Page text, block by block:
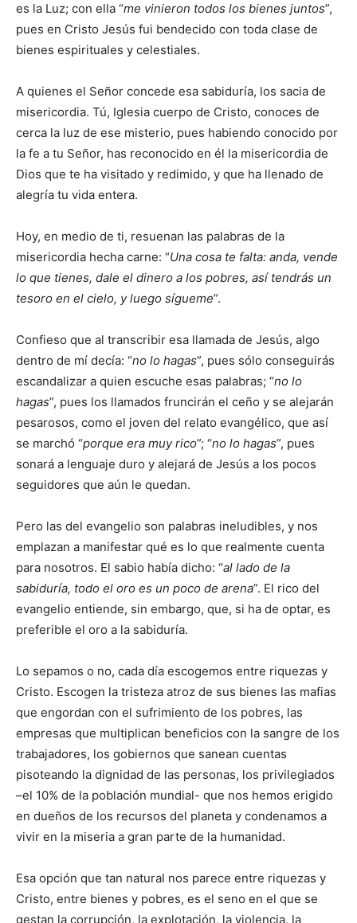
es la Luz; con ella “me vinieron todos los bienes juntos”,
pues en Cristo Jesús fui bendecido con toda clase de
bienes espirituales y celestiales.
A quienes el Señor concede esa sabiduría, los sacia de
misericordia. Tú, Iglesia cuerpo de Cristo, conoces de
cerca la luz de ese misterio, pues habiendo conocido por
la fe a tu Señor, has reconocido en él la misericordia de
Dios que te ha visitado y redimido, y que ha llenado de
alegría tu vida entera.
Hoy, en medio de ti, resuenan las palabras de la
misericordia hecha carne: “Una cosa te falta: anda, vende
lo que tienes, dale el dinero a los pobres, así tendrás un
tesoro en el cielo, y luego sígueme”.
Confieso que al transcribir esa llamada de Jesús, algo
dentro de mí decía: “no lo hagas”, pues sólo conseguirás
escandalizar a quien escuche esas palabras; “no lo
hagas”, pues los llamados fruncirán el ceño y se alejarán
pesarosos, como el joven del relato evangélico, que así
se marchó “porque era muy rico”; “no lo hagas”, pues
sonará a lenguaje duro y alejará de Jesús a los pocos
seguidores que aún le quedan.
Pero las del evangelio son palabras ineludibles, y nos
emplazan a manifestar qué es lo que realmente cuenta
para nosotros. El sabio había dicho: “al lado de la
sabiduría, todo el oro es un poco de arena”. El rico del
evangelio entiende, sin embargo, que, si ha de optar, es
preferible el oro a la sabiduría.
Lo sepamos o no, cada día escogemos entre riquezas y
Cristo. Escogen la tristeza atroz de sus bienes las mafias
que engordan con el sufrimiento de los pobres, las
empresas que multiplican beneficios con la sangre de los
trabajadores, los gobiernos que sanean cuentas
pisoteando la dignidad de las personas, los privilegiados
–el 10% de la población mundial- que nos hemos erigido
en dueños de los recursos del planeta y condenamos a
vivir en la miseria a gran parte de la humanidad.
Esa opción que tan natural nos parece entre riquezas y
Cristo, entre bienes y pobres, es el seno en el que se
gestan la corrupción, la explotación, la violencia, la